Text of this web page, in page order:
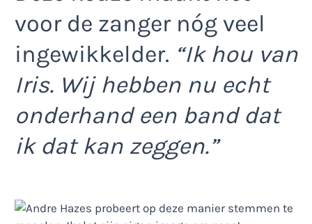
voor de zanger nóg veel
ingewikkelder. “Ik hou van
Iris. Wij hebben nu echt
onderhand een band dat
ik dat kan zeggen.”